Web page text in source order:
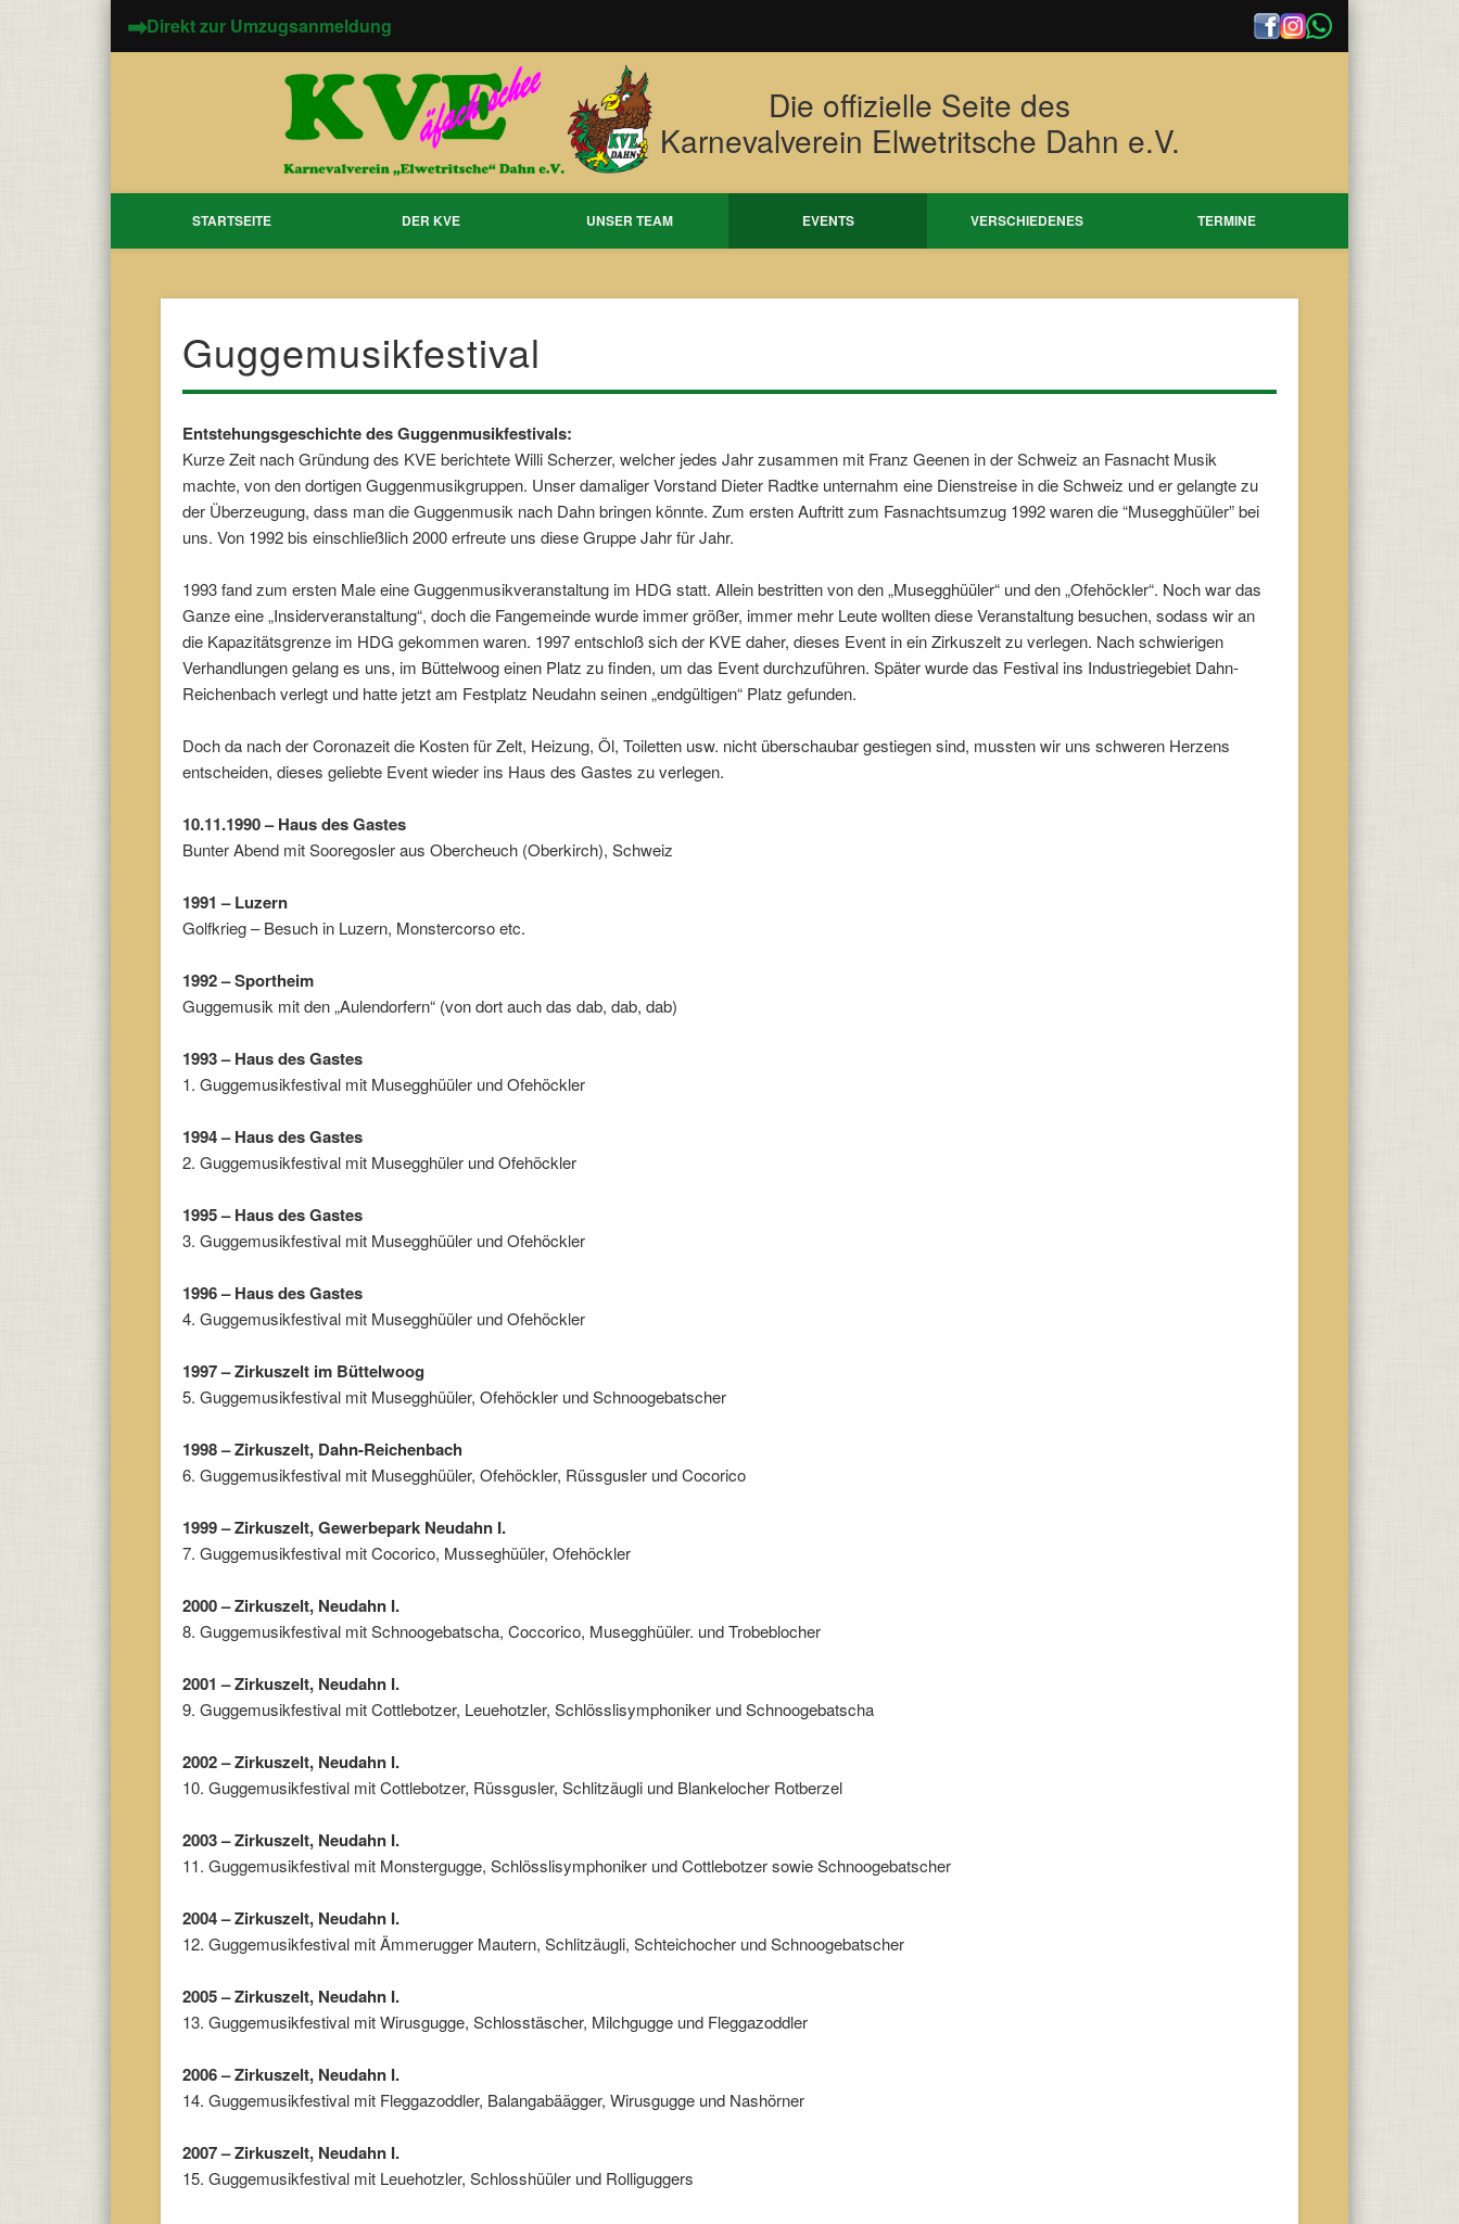
➡Direkt zur Umzugsanmeldung
Die offizielle Seite des
Karnevalverein Elwetritsche Dahn e.V.
STARTSEITE DER KVE UNSER TEAM EVENTS VERSCHIEDENES TERMINE
Guggemusikfestival
Entstehungsgeschichte des Guggenmusikfestivals:
Kurze Zeit nach Gründung des KVE berichtete Willi Scherzer, welcher jedes Jahr zusammen mit Franz Geenen in der Schweiz an Fasnacht Musik
machte, von den dortigen Guggenmusikgruppen. Unser damaliger Vorstand Dieter Radtke unternahm eine Dienstreise in die Schweiz und er gelangte zu
der Überzeugung, dass man die Guggenmusik nach Dahn bringen könnte. Zum ersten Auftritt zum Fasnachtsumzug 1992 waren die “Musegghüüler” bei
uns. Von 1992 bis einschließlich 2000 erfreute uns diese Gruppe Jahr für Jahr.
1993 fand zum ersten Male eine Guggenmusikveranstaltung im HDG statt. Allein bestritten von den „Musegghüüler“ und den „Ofehöckler“. Noch war das
Ganze eine „Insiderveranstaltung“, doch die Fangemeinde wurde immer größer, immer mehr Leute wollten diese Veranstaltung besuchen, sodass wir an
die Kapazitätsgrenze im HDG gekommen waren. 1997 entschloß sich der KVE daher, dieses Event in ein Zirkuszelt zu verlegen. Nach schwierigen
Verhandlungen gelang es uns, im Büttelwoog einen Platz zu finden, um das Event durchzuführen. Später wurde das Festival ins Industriegebiet Dahn-
Reichenbach verlegt und hatte jetzt am Festplatz Neudahn seinen „endgültigen“ Platz gefunden.
Doch da nach der Coronazeit die Kosten für Zelt, Heizung, Öl, Toiletten usw. nicht überschaubar gestiegen sind, mussten wir uns schweren Herzens
entscheiden, dieses geliebte Event wieder ins Haus des Gastes zu verlegen.
10.11.1990 – Haus des Gastes
Bunter Abend mit Sooregosler aus Obercheuch (Oberkirch), Schweiz
1991 – Luzern
Golfkrieg – Besuch in Luzern, Monstercorso etc.
1992 – Sportheim
Guggemusik mit den „Aulendorfern“ (von dort auch das dab, dab, dab)
1993 – Haus des Gastes
1. Guggemusikfestival mit Musegghüüler und Ofehöckler
1994 – Haus des Gastes
2. Guggemusikfestival mit Musegghüler und Ofehöckler
1995 – Haus des Gastes
3. Guggemusikfestival mit Musegghüüler und Ofehöckler
1996 – Haus des Gastes
4. Guggemusikfestival mit Musegghüüler und Ofehöckler
1997 – Zirkuszelt im Büttelwoog
5. Guggemusikfestival mit Musegghüüler, Ofehöckler und Schnoogebatscher
1998 – Zirkuszelt, Dahn-Reichenbach
6. Guggemusikfestival mit Musegghüüler, Ofehöckler, Rüssgusler und Cocorico
1999 – Zirkuszelt, Gewerbepark Neudahn I.
7. Guggemusikfestival mit Cocorico, Musseghüüler, Ofehöckler
2000 – Zirkuszelt, Neudahn I.
8. Guggemusikfestival mit Schnoogebatscha, Coccorico, Musegghüüler. und Trobeblocher
2001 – Zirkuszelt, Neudahn I.
9. Guggemusikfestival mit Cottlebotzer, Leuehotzler, Schlösslisymphoniker und Schnoogebatscha
2002 – Zirkuszelt, Neudahn I.
10. Guggemusikfestival mit Cottlebotzer, Rüssgusler, Schlitzäugli und Blankelocher Rotberzel
2003 – Zirkuszelt, Neudahn I.
11. Guggemusikfestival mit Monstergugge, Schlösslisymphoniker und Cottlebotzer sowie Schnoogebatscher
2004 – Zirkuszelt, Neudahn I.
12. Guggemusikfestival mit Ämmerugger Mautern, Schlitzäugli, Schteichocher und Schnoogebatscher
2005 – Zirkuszelt, Neudahn I.
13. Guggemusikfestival mit Wirusgugge, Schlosstäscher, Milchgugge und Fleggazoddler
2006 – Zirkuszelt, Neudahn I.
14. Guggemusikfestival mit Fleggazoddler, Balangabäägger, Wirusgugge und Nashörner
2007 – Zirkuszelt, Neudahn I.
15. Guggemusikfestival mit Leuehotzler, Schlosshüüler und Rolliguggers